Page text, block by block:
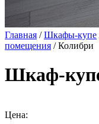
Главная /Шкафы-купе
помещения / Колибри
Шкаф-
Цена: